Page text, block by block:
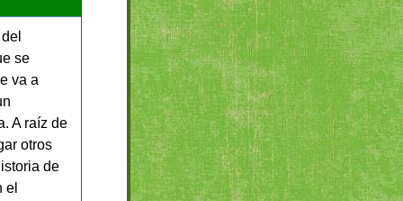
se
va a
A raíz de
otros
de
el